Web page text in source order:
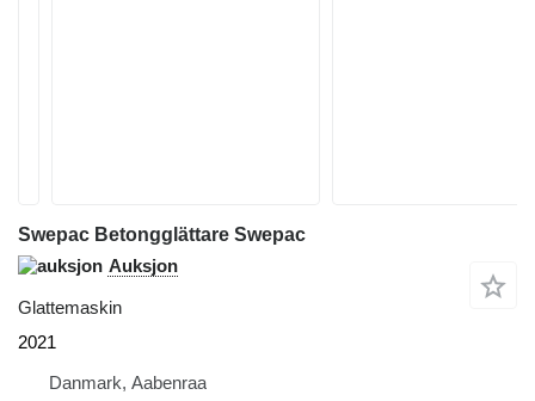
Swepac Betongglättare Swepac
Auksjon
Glattemaskin
2021
Danmark, Aabenraa